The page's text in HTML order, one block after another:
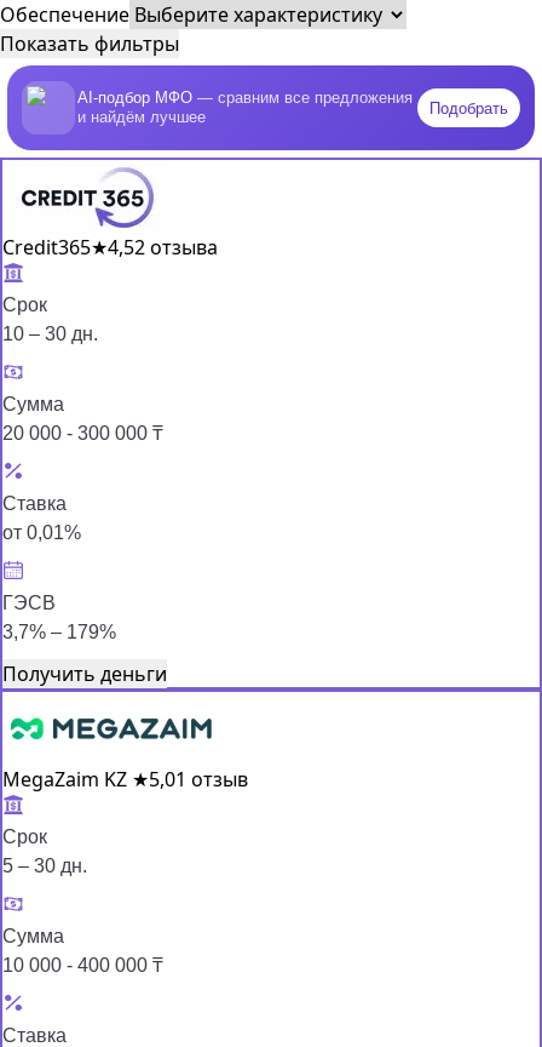
Обеспечение
Показать фильтры
AI-подбор МФО — сравним все предложения
и найдём лучшее
Подобрать
Credit365★4,52 отзыва
Срок
10 – 30 дн.
Сумма
20 000 - 300 000 ₸
Ставка
от 0,01%
ГЭСВ
3,7% – 179%
Получить деньги
MegaZaim KZ ★5,01 отзыв
Срок
5 – 30 дн.
Сумма
10 000 - 400 000 ₸
Ставка